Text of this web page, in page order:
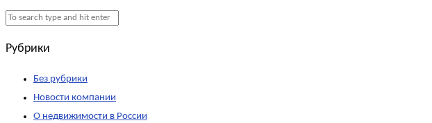
Рубрики
Без рубрики
Новости компании
О недвижимости в России